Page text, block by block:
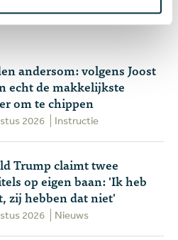
andersom: volgens Joost
echt de makkelijkste
om te chippen
2026 Instructie
Trump claimt twee
op eigen baan: 'Ik heb
zij hebben dat niet'
2026 Nieuws